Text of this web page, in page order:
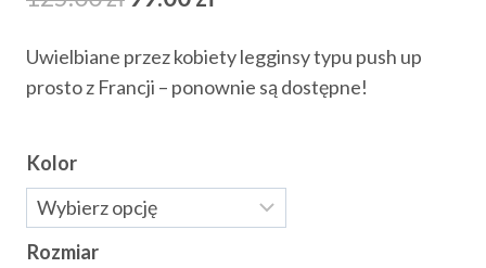
wynosiła:wynosi:
Uwielbiane przez kobiety legginsy typu push up
prosto z Francji – ponownie są dostępne!
Kolor
Rozmiar